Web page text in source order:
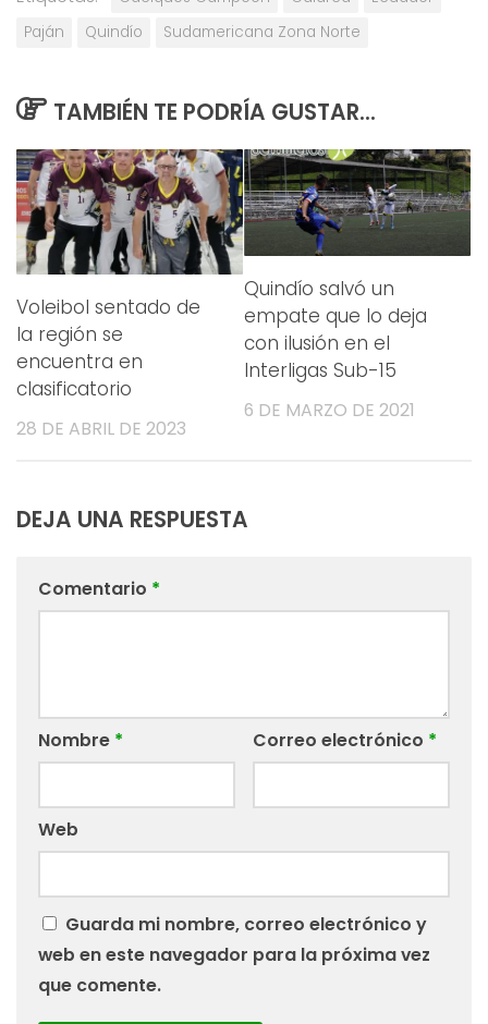
Paján
Quindío Sudamericana Zona Norte
TAMBIÉN TE PODRÍA GUSTAR...
Voleibol sentado de
la región se
encuentra en
clasificatorio
28 DE ABRIL DE 2023
Quindío salvó un
empate que lo deja
con ilusión en el
Interligas Sub-15
6 DE MARZO DE 2021
DEJA UNA RESPUESTA
Comentario *
Nombre * Correo electrónico *
Web
Guarda mi nombre, correo electrónico y
web en este navegador para la próxima vez
que comente.